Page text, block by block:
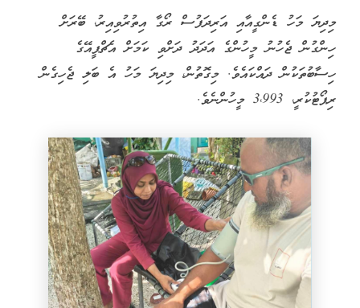
މިދިޔަ މަހު ޑެންގީއާއި އަރިދަފުސް ރޯގާ އިތުރުވިއިރު، ބޭރަށް
ހިންގުން ޖެހުނު މީހުންގެ އަދަދު ދަށްވި ކަމަށް އެޗްޕީއޭގެ
ހިސާބުތަކުން ދައްކައެވެ. މިގޮތުން، މިދިޔަ މަހު އެ ބަލި ޖެހިގެން
ރިޕޯޓުކުރީ، 3،993 މީހުންނެވެ.